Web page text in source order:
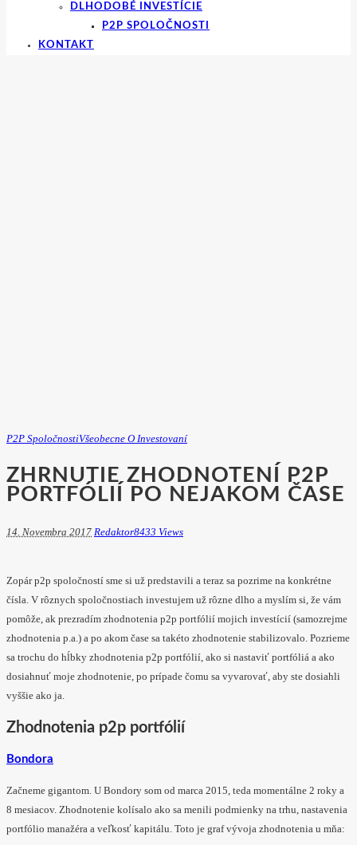
DLHODOBÉ INVESTÍCIE
P2P SPOLOČNOSTI
KONTAKT
P2P SpoločnostiVšeobecne O Investovaní
ZHRNUTIE ZHODNOTENÍ P2P
PORTFÓLIÍ PO NEJAKOM ČASE
14. Novembra 2017 Redaktor8433 Views
Zopár p2p spoločností sme si už predstavili a teraz sa pozrime na konkrétne
čísla. V rôznych spoločnostiach investujem už rôzne dlho a myslím si, že vám
pomôže, ak prezradím zhodnotenia p2p portfólií mojich investícií (samozrejme
zhodnotenia p.a.) a po akom čase sa takéto zhodnotenie stabilizovalo. Pozrieme
sa trochu do hĺbky zhodnotenia p2p portfólií, ako si nastaviť portfóliá a ako
dosiahnuť moje zhodnotenie, po prípade čomu sa vyvarovať, aby ste dosiahli
vyššie ako ja.
Zhodnotenia p2p portfólií
Bondora
Začneme gigantom. U Bondory som od marca 2015, teda momentálne 2 roky a
8 mesiacov. Zhodnotenie kolísalo ako sa menili podmienky na trhu, nastavenia
portfólio manažéra a veľkosť kapitálu. Toto je graf vývoja zhodnotenia u mňa: